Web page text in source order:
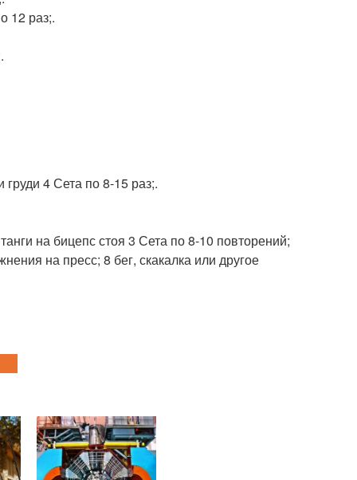
12 раз;.
4 Сета по 8-15 раз;.
на бицепс стоя 3 Сета по 8-10 повторений;
на пресс; 8 бег, скакалка или другое